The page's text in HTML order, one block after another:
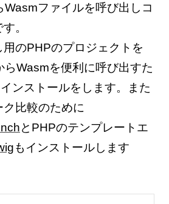
ファイルを呼び出しコ
。
のPHPのプロジェクトを
Wasmを便利に呼び出すた
ンストールをします。また
比較のために
とPHPのテンプレートエ
もインストールします